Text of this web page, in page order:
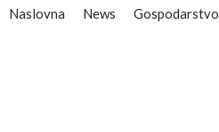
Naslovna News Gospodarstvo